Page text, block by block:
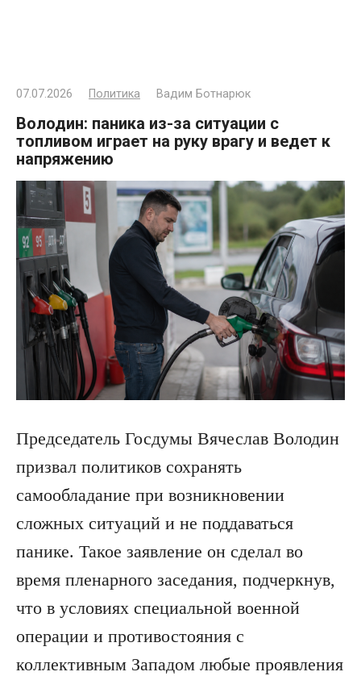
07.07.2026 Политика Вадим Ботнарюк
Володин: паника из-за ситуации с
топливом играет на руку врагу и ведет к
напряжению
Председатель Госдумы Вячеслав Володин
призвал политиков сохранять
самообладание при возникновении
сложных ситуаций и не поддаваться
панике. Такое заявление он сделал во
время пленарного заседания, подчеркнув,
что в условиях специальной военной
операции и противостояния с
коллективным Западом любые проявления